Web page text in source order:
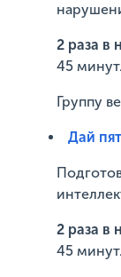
2 раза в
45 минут.
Группу
Дай
2 раза в
45 минут.